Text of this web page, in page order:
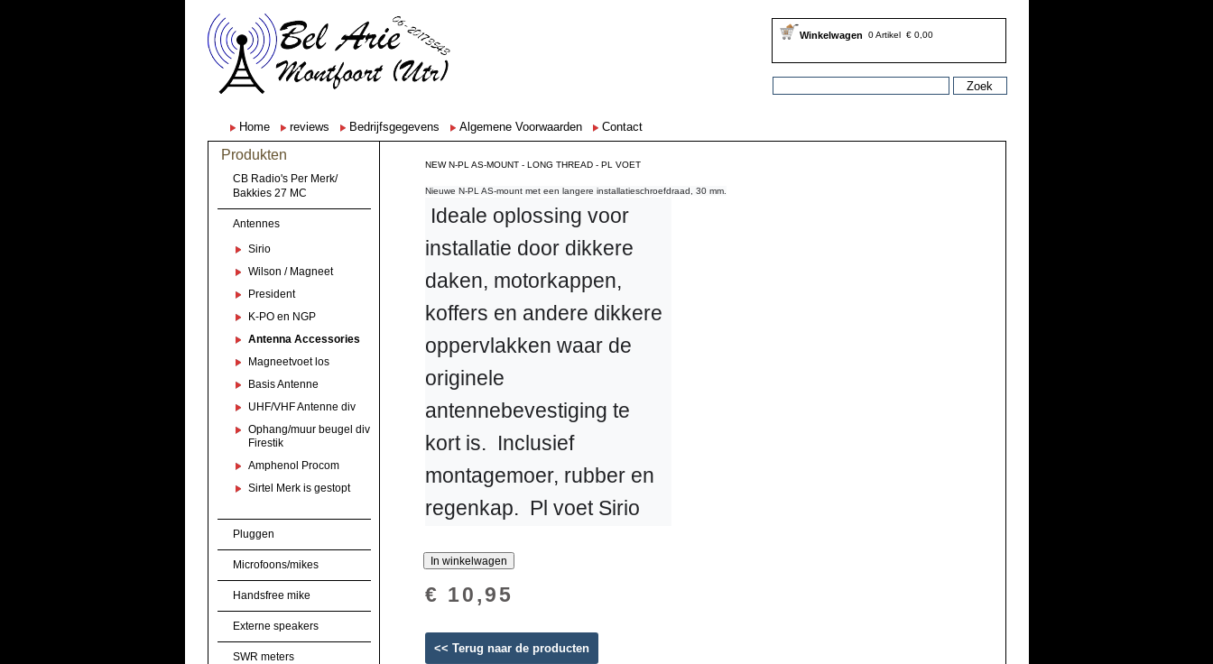
Winkelwagen 0 Artikel € 0,00
Home reviews Bedrijfsgegevens Algemene Voorwaarden Contact
Produkten
CB Radio's Per Merk/
Bakkies 27 MC
Antennes
Sirio
Wilson / Magneet
President
K-PO en NGP
Antenna Accessories
Magneetvoet los
Basis Antenne
UHF/VHF Antenne div
Ophang/muur beugel div
Firestik
Amphenol Procom
Sirtel Merk is gestopt
Pluggen
Microfoons/mikes
Handsfree mike
Externe speakers
SWR meters
NEW N-PL AS-MOUNT - LONG THREAD - PL VOET
Nieuwe N-PL AS-mount met een langere installatieschroefdraad, 30 mm.
installatie door dikkere
daken, motorkappen,
koffers en andere dikkere
oppervlakken waar de
originele
antennebevestiging te
kort is.  Inclusief
montagemoer, rubber en
regenkap.  Pl voet Sirio
€ 10,95
<< Terug naar de producten